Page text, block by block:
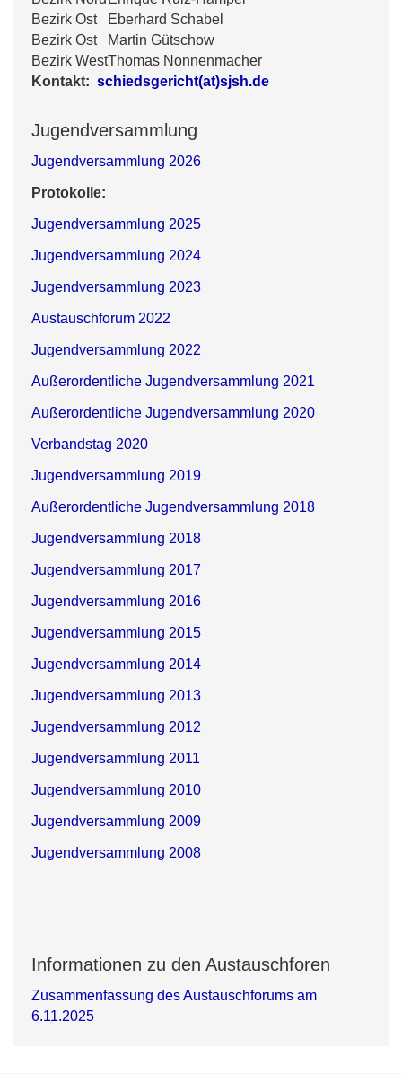
Bezirk Ost
Eberhard Schabel
Bezirk Ost
Martin Gütschow
Bezirk WestThomas Nonnenmacher
Kontakt: schiedsgericht(at)sjsh.de
Jugendversammlung
Jugendversammlung 2026
Protokolle:
Jugendversammlung 2025
Jugendversammlung 2024
Jugendversammlung 2023
Austauschforum 2022
Jugendversammlung 2022
Außerordentliche Jugendversammlung 2021
Außerordentliche Jugendversammlung 2020
Verbandstag 2020
Jugendversammlung 2019
Außerordentliche Jugendversammlung 2018
Jugendversammlung 2018
Jugendversammlung 2017
Jugendversammlung 2016
Jugendversammlung 2015
Jugendversammlung 2014
Jugendversammlung 2013
Jugendversammlung 2012
Jugendversammlung 2011
Jugendversammlung 2010
Jugendversammlung 2009
Jugendversammlung 2008
Informationen zu den Austauschforen
Zusammenfassung des Austauschforums am
6.11.2025